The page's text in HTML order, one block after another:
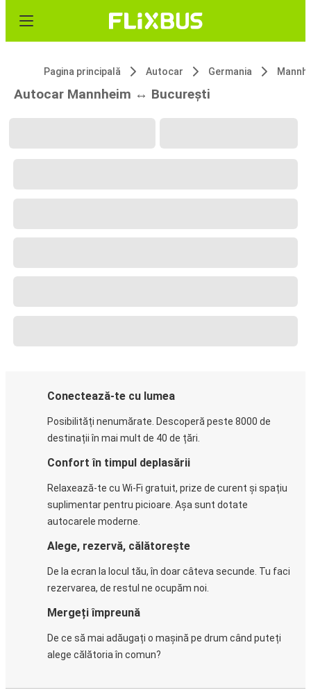
Pagina principală Autocar Germania
Autocar Mannheim ↔ București
Conectează-te cu lumea
Posibilități nenumărate. Descoperă peste 8000 de
destinații în mai mult de 40 de țări.
Confort în timpul deplasării
Relaxează-te cu Wi-Fi gratuit, prize de curent și spațiu
suplimentar pentru picioare. Așa sunt dotate
autocarele moderne.
Alege, rezervă, călătorește
De la ecran la locul tău, în doar câteva secunde. Tu faci
rezervarea, de restul ne ocupăm noi.
Mergeți împreună
De ce să mai adăugați o mașină pe drum când puteți
alege călătoria în comun?